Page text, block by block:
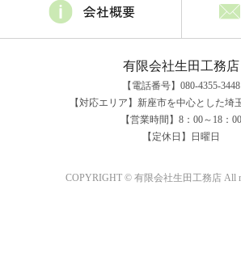
会社概要
有限会社生田工務店
【電話番号】080-4355-3448
【対応エリア】新座市を中心とした埼
【営業時間】8：00～18：00
【定休日】日曜日
COPYRIGHT © 有限会社生田工務店 All